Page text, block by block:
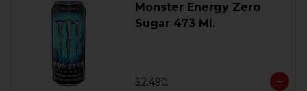
Monster Energy Zero
Sugar 473 Ml.
$2.490